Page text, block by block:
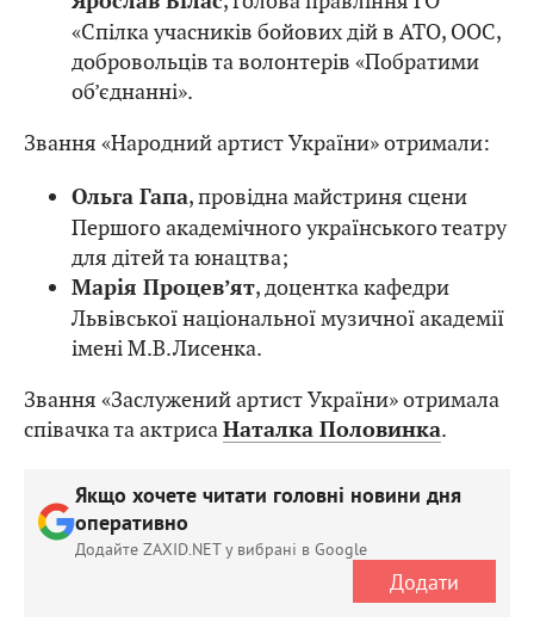
«Спілка учасників бойових дій в АТО, ООС,
добровольців та волонтерів «Побратими
об’єднанні».
Звання «Народний артист України» отримали:
Ольга Гапа, провідна майстриня сцени
Першого академічного українського театру
для дітей та юнацтва;
Марія Процев’ят, доцентка кафедри
Львівської національної музичної академії
імені М.В.Лисенка.
Звання «Заслужений артист України» отримала
співачка та актрисаНаталка Половинка.
Якщо хочете читати головні новини дня
оперативно
Додайте ZAXID.NET у вибрані в Google
Додати